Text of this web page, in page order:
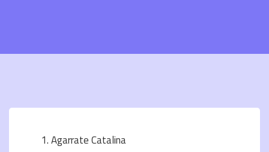
Agarrate Catalina